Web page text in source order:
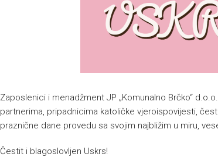
Zaposlenici i menadžment JP „Komunalno Brčko“
partnerima, pripadnicima katoličke vjeroispovijesti,
praznične dane provedu sa svojim najbližim u miru,
Čestit i blagoslovljen Uskrs!